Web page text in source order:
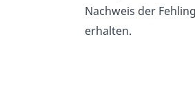
Nachweis der
erhalten.